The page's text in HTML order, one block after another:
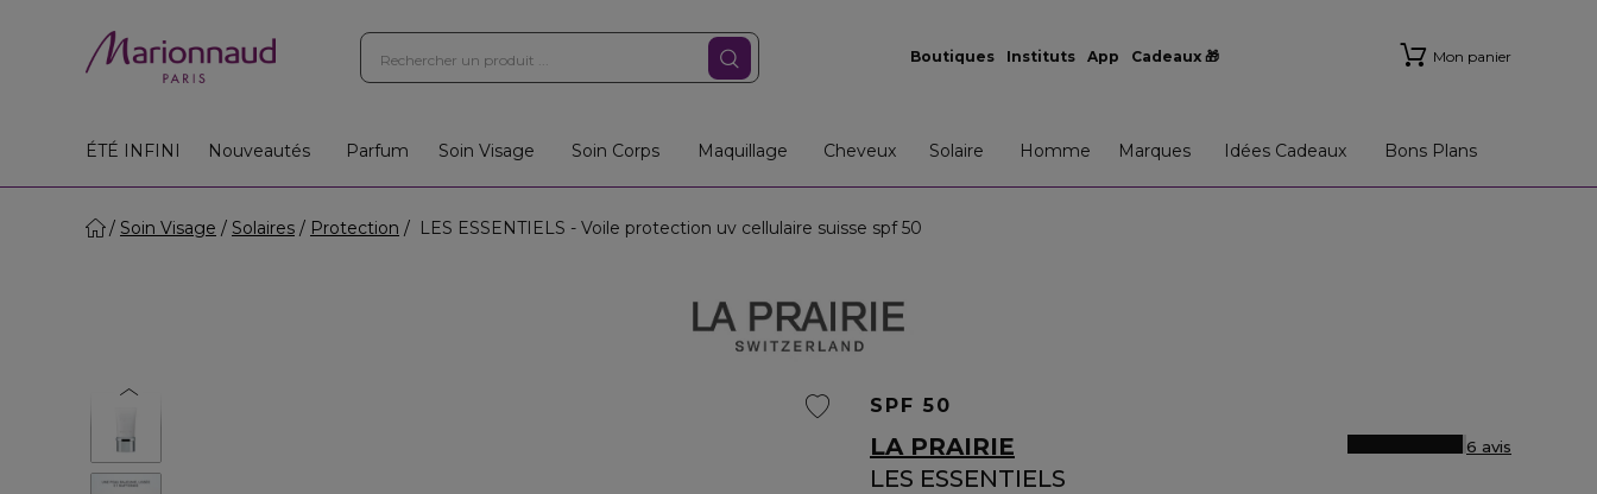
Boutiques Instituts App Cadeaux 🎁 Mon panier
ÉTÉ INFINI Nouveautés Parfum Soin Visage Soin Corps Maquillage Cheveux Solaire Homme Marques Idées Cadeaux Bons Plans
Soin Visage Solaires Protection LES ESSENTIELS - Voile protection uv cellulaire suisse spf 50
SPF 50
LA PRAIRIE
LES ESSENTIELS
6 avis